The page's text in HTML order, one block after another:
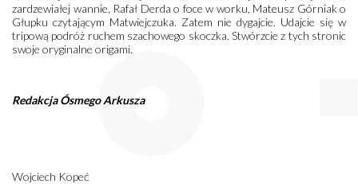
zardzewiałej wannie, Rafał Derda o foce w worku, Mateusz Górniak o
Głupku czytającym Matwiejczuka. Zatem nie dygajcie. Udajcie się w
tripową podróż ruchem szachowego skoczka. Stwórzcie z tych stronic
swoje oryginalne origami.
Redakcja Ósmego Arkusza
Wojciech Kopeć